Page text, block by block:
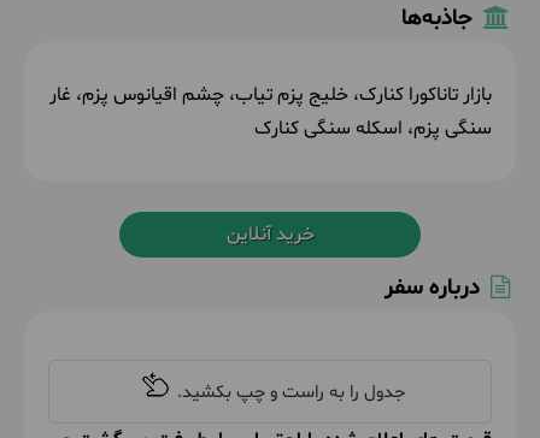
جاذبه‌ها
بازار تاناکورا کنارک، خلیج پزم تیاب، چشم اقیانوس پزم، غار
سنگی پزم، اسکله سنگی کنارک
خرید آنلاین
درباره سفر